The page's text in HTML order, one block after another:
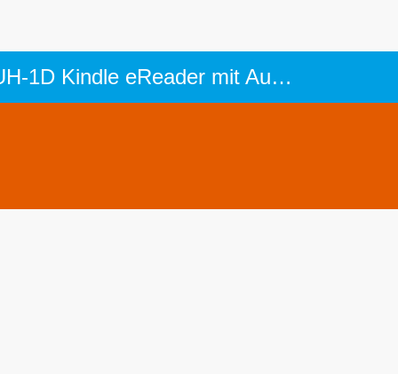
MTU DB 720: Turbinen-Entwicklung durch Daimler-Bernz AG für die Bell UH-1D Kindle eReader mit Audible Echo Dot Steuerung mit Alexa GPS Drohne mit Live-Kamera Intel Core i7 Monster Gamer (499,90€) XPlane 11 - bester Flugsimulator